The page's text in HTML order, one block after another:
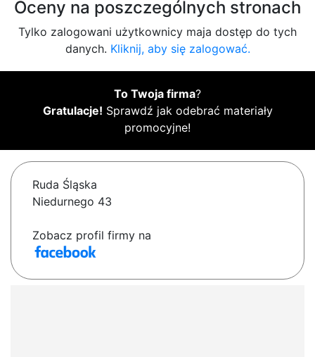
Oceny na poszczególnych stronach
Tylko zalogowani użytkownicy maja dostęp do tych
danych. Kliknij, aby się zalogować.
To Twoja firma?
Gratulacje! Sprawdź jak odebrać materiały
promocyjne!
Ruda Śląska
Niedurnego 43
Zobacz profil firmy na